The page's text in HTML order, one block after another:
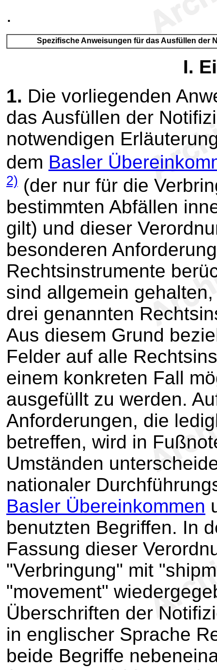
.
Spezifische Anweisungen für das Ausfüllen der
I.
1. Die vorliegenden
das Ausfüllen der
notwendigen
dem Basler
2) (der nur für die
bestimmten Abfällen
gilt) und dieser
besonderen
Rechtsinstrumente
sind allgemein
drei genannten
Aus diesem Grund
Felder auf alle
einem konkreten Fall
ausgefüllt zu werden.
Anforderungen, die
betreffen, wird in
Umständen
nationaler
Basler Übereinkommen
benutzten Begriffen. In
Fassung dieser
"Verbringung" mit
"movement"
Überschriften der
in englischer Sprache
beide Begriffe